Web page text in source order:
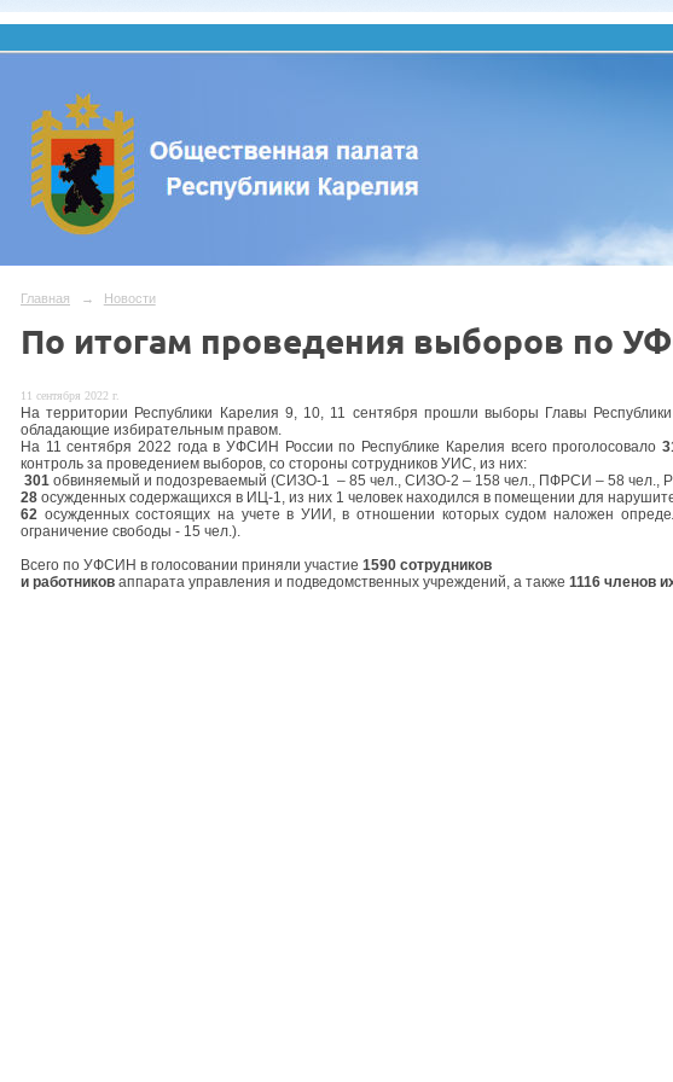
Главная → Новости
По итогам проведения выборов по
11 сентября 2022 г.
На территории Республики Карелия 9, 10, 11 сентября прошли выборы Главы
обладающие избирательным правом.
На 11 сентября 2022 года в УФСИН России по Республике Карелия всего проголосовало
контроль за проведением выборов, со стороны сотрудников УИС, из них:
301 обвиняемый и подозреваемый (СИЗО-1 – 85 чел., СИЗО-2 – 158 чел., ПФРСИ – 58 чел.,
28 осужденных содержащихся в ИЦ-1, из них 1 человек находился в помещении для
62 осужденных состоящих на учете в УИИ, в отношении которых судом наложен
ограничение свободы - 15 чел.).
Всего по УФСИН в голосовании приняли участие 1590 сотрудников
и работников аппарата управления и подведомственных учреждений, а также 1116 членов